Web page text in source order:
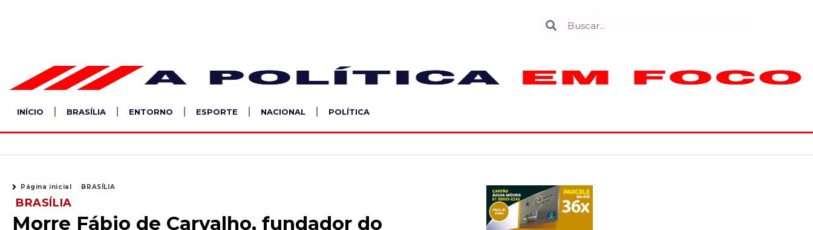
INÍCIO BRASÍLIA ENTORNO ESPORTE NACIONAL POLÍTICA
Página inicial BRASÍLIA
BRASÍLIA
Morre Fábio de Carvalho, fundador do